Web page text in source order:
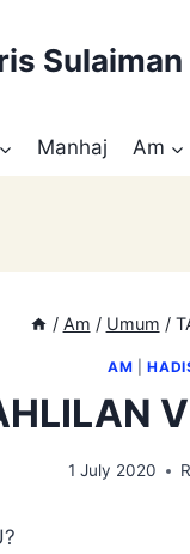
Sulaiman
Manhaj Am
/ Am / Umum /
AM |
1 July 2020